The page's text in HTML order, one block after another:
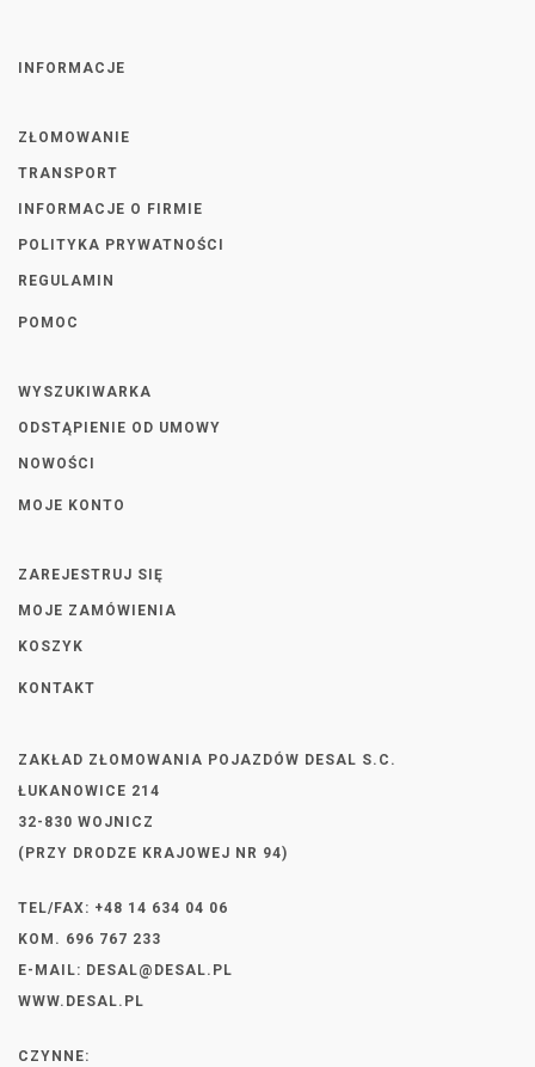
INFORMACJE
ZŁOMOWANIE
TRANSPORT
INFORMACJE O FIRMIE
POLITYKA PRYWATNOŚCI
REGULAMIN
POMOC
WYSZUKIWARKA
ODSTĄPIENIE OD UMOWY
NOWOŚCI
MOJE KONTO
ZAREJESTRUJ SIĘ
MOJE ZAMÓWIENIA
KOSZYK
KONTAKT
ZAKŁAD ZŁOMOWANIA POJAZDÓW DESAL S.C.
ŁUKANOWICE 214
32-830 WOJNICZ
(PRZY DRODZE KRAJOWEJ NR 94)
TEL/FAX: +48 14 634 04 06
KOM. 696 767 233
E-MAIL: DESAL@DESAL.PL
WWW.DESAL.PL
CZYNNE: